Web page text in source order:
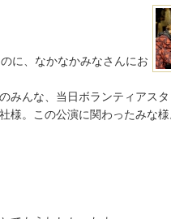
に、なかなかみなさんにお
みんな、当日ボランティアス
様。この公演に関わったみな様